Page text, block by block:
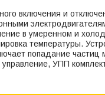
включения и
в умеренном и
температуры.
попадание
УПП